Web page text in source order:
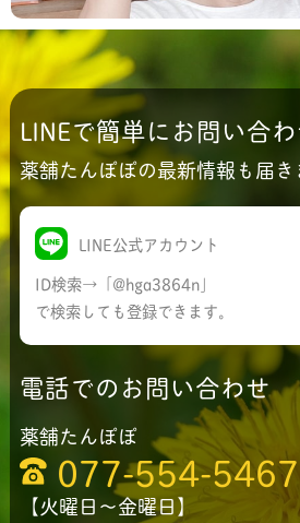
LINEで簡単にお問い合
薬舗たんぽぽの最新情報も届き
LINE公式アカウント
ID検索→「@hga3864n」
で検索しても登録できます。
電話でのお問い合わせ
薬舗たんぽぽ
077-554-5467
【火曜日〜金曜日】